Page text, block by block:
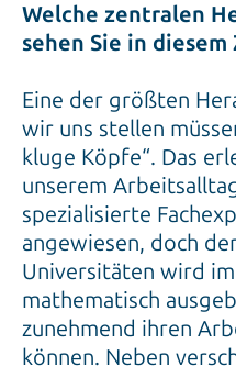
Welche zentralen
sehen Sie in diesem
Eine der größten
wir uns stellen
kluge Köpfe“. Das
unserem
spezialisierte
angewiesen, doch
Universitäten wird
mathematisch
zunehmend ihren
können. Neben